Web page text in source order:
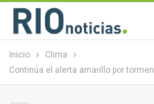
Inicio
Clima
Continúa el alerta amarillo por